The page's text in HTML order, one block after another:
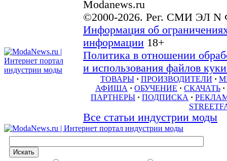
Modanews.ru
©2000-2026. Рег. СМИ ЭЛ N
Информация об
информации 18+
Политика в отношении
и использования файлов
ТОВАРЫ · ПРОИЗВОДИТЕЛИ ·
АФИША · ОБУЧЕНИЕ · СКАЧАТЬ ·
ПАРТНЕРЫ · ПОДПИСКА ·
Все статьи индустрии моды